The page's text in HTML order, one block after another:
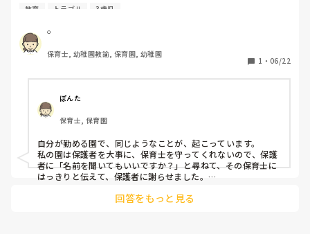
も入ったことがある年少クラスのある園児が「先生が怖い」
担任と園長、保護者と話し合いをしており、その日の帰りに
園長から呼ばれその話を聞きました。どの先生とは言ってい
なかったようですが、改めて話をされたので自分のことなの
います。
ただ、休む前の週の最後に、帰る時「𓏸𓏸先生に会いたいって
いうので挨拶に来ました」と保護者と一緒にその子が挨拶に
来てくれました。その時はありがとうと伝え、またねとハイ
タッチもしました。
私は自分でできることはやる。なんでもすぐ手伝わないよう
にしています。やってほしいことは自分で伝えるよう促した
先生ではないと思っています。以前学校で働いていたので、
教育 トラブル 3歳児
𓏸
保育士, 幼稚園教諭, 保育園, 幼稚園
1 ・ 06/22
ぽんた
保育士, 保育園
自分が勤める園で、同じようなことが、起こっています。
私の園は保護者を大事に、保育士を守ってくれないので、保護
者に「名前を聞いてもいいですか？」と尋ねて、その保育士に
はっきりと伝えて、保護者に謝らせました。
しかしたら、全体的に「先生が怖い」のかもしれません。
回答をもっと見る